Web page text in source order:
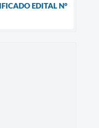
EDITAL N°